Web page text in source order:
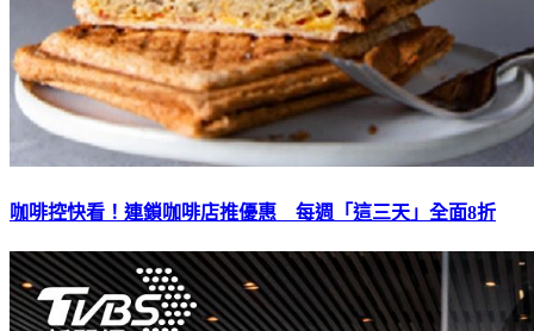
咖啡控快看！連鎖咖啡店推優惠 每週「這三天」全面8折